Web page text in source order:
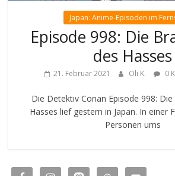
Japan: Anime-Episoden im
Episode 998: Die
des Hasses
21. Februar 2021 Oli K. 0
Die Detektiv Conan Episode 998:
Hasses lief gestern in Japan. In einer
Personen ums